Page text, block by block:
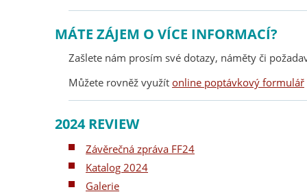
MÁTE ZÁJEM O VÍCE INFORMACÍ?
Zašlete nám prosím své dotazy, náměty či
Můžete rovněž využít online poptávkový formulář
2024 REVIEW
Závěrečná zpráva FF24
Katalog 2024
Galerie